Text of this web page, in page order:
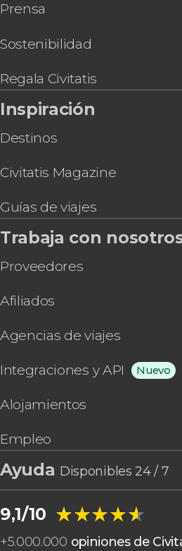
Cena con espectáculo
Excursión al Santuario
Boleto Turístico del Cusco
Pub Crawl ¡Tour de fiesta
Excursión de 3, 4 o 5 días a
Prensa
Sostenibilidad
Regala Civitatis
Inspiración
Destinos
Civitatis Magazine
Guías de viajes
Trabaja con
Proveedores
Afiliados
Agencias de viajes
Integraciones y API Nuevo
Alojamientos
Empleo
Ayuda Disponibles 24 / 7
9,1/10 ★★★★★
★★★★★
+5.000.000 opiniones de